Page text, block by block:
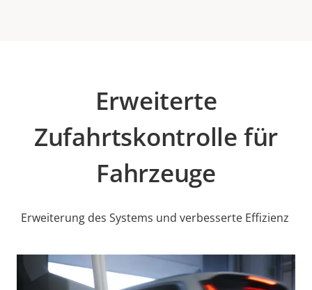
Erweiterte
Zufahrtskontrolle für
Fahrzeuge
Erweiterung des Systems und verbesserte Effizienz